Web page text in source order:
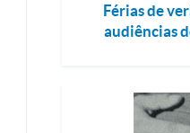
Férias de
audiências